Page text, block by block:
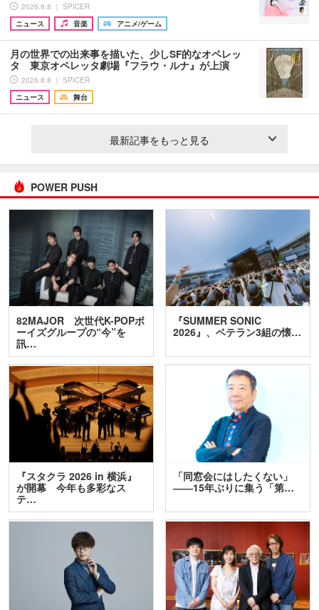
2026.8.8 ｜ SPICER
ニュース
音楽 アニメ/ゲーム
月の世界での出来事を描いた、少しSF的なオペレッ
タ 東京オペレッタ劇場『フラウ・ルナ』が上演
2026.8.8 ｜ SPICER
ニュース
舞台
最新記事をもっと見る
POWER PUSH
82MAJOR 次世代K-POPボ
ーイズグループの“今”を
訊…
『SUMMER SONIC
2026』、ベテラン3組の懐…
『スタクラ 2026 in 横浜』
が開幕 今年も多彩なス
テ…
「同窓会にはしたくない」
――15年ぶりに集う「第…